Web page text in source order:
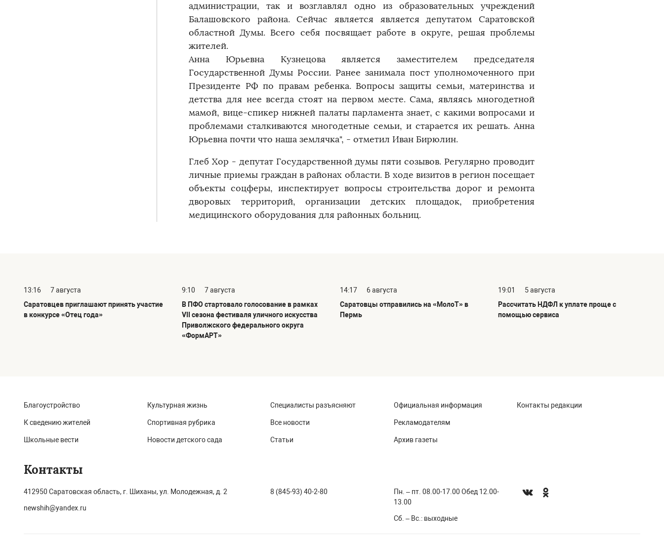
администрации, так и возглавлял одно из образовательных учреждений
Балашовского района. Сейчас является является депутатом Саратовской
областной Думы. Всего себя посвящает работе в округе, решая проблемы
жителей.
Анна Юрьевна Кузнецова является заместителем председателя
Государственной Думы России. Ранее занимала пост уполномоченного при
Президенте РФ по правам ребенка. Вопросы защиты семьи, материнства и
детства для нее всегда стоят на первом месте. Сама, являясь многодетной
мамой, вице-спикер нижней палаты парламента знает, с какими вопросами и
проблемами сталкиваются многодетные семьи, и старается их решать. Анна
Юрьевна почти что наша землячка", - отметил Иван Бирюлин.
Глеб Хор - депутат Государственной думы пяти созывов. Регулярно проводит
личные приемы граждан в районах области. В ходе визитов в регион посещает
объекты соцферы, инспектирует вопросы строительства дорог и ремонта
дворовых территорий, организации детских площадок, приобретения
медицинского оборудования для районных больниц.
13:16
7 августа
Саратовцев приглашают принять участие
в конкурсе «Отец года»
9:10
7 августа
В ПФО стартовало голосование в рамках
VII сезона фестиваля уличного искусства
Приволжского федерального округа
«ФормАРТ»
14:17
6 августа
Саратовцы отправились на «МолоТ» в
Пермь
19:01
5 августа
Рассчитать НДФЛ к уплате проще с
помощью сервиса
Благоустройство
К сведению жителей
Школьные вести
Культурная жизнь
Спортивная рубрика
Новости детского сада
Специалисты разъясняют
Все новости
Статьи
Официальная информация
Рекламодателям
Архив газеты
Контакты редакции
Контакты
412950 Саратовская область, г. Шиханы, ул. Молодежная, д. 2
newshih@yandex.ru
8 (845-93) 40-2-80
Пн. – пт. 08.00-17.00 Обед 12.00-
13.00
Сб. – Вс.: выходные